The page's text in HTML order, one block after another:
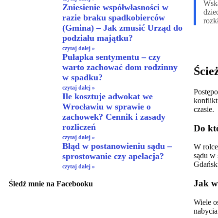
Zniesienie współwłasności w
razie braku spadkobierców
(Gmina) – Jak zmusić Urząd do
podziału majątku?
czytaj dalej »
Pułapka sentymentu – czy
warto zachować dom rodzinny
w spadku?
czytaj dalej »
Ile kosztuje adwokat we
Wrocławiu w sprawie o
zachowek? Cennik i zasady
rozliczeń
czytaj dalej »
Błąd w postanowieniu sądu –
sprostowanie czy apelacja?
czytaj dalej »
Śledź mnie na Facebooku
konflikt
czasie.
Do
W
sądu w
Jak
Wiele